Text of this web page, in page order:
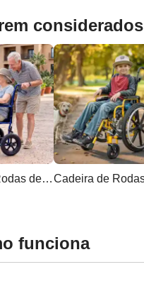
considerados
Cadeira de Rodas de Transporte Leve
funciona